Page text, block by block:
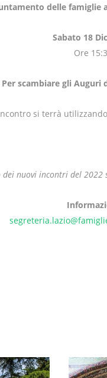
delle famiglie
Sabato 18
Ore
Per scambiare gli Auguri
si terrà
nuovi incontri del 2022